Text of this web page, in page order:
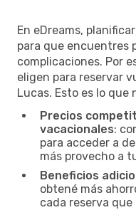
En eDreams,
para que encuentres
complicaciones. Por
eligen para reservar
Lucas. Esto es lo que
Precios
vacacionales:
para acceder a
más provecho a
Beneficios
obtené más
cada reserva que